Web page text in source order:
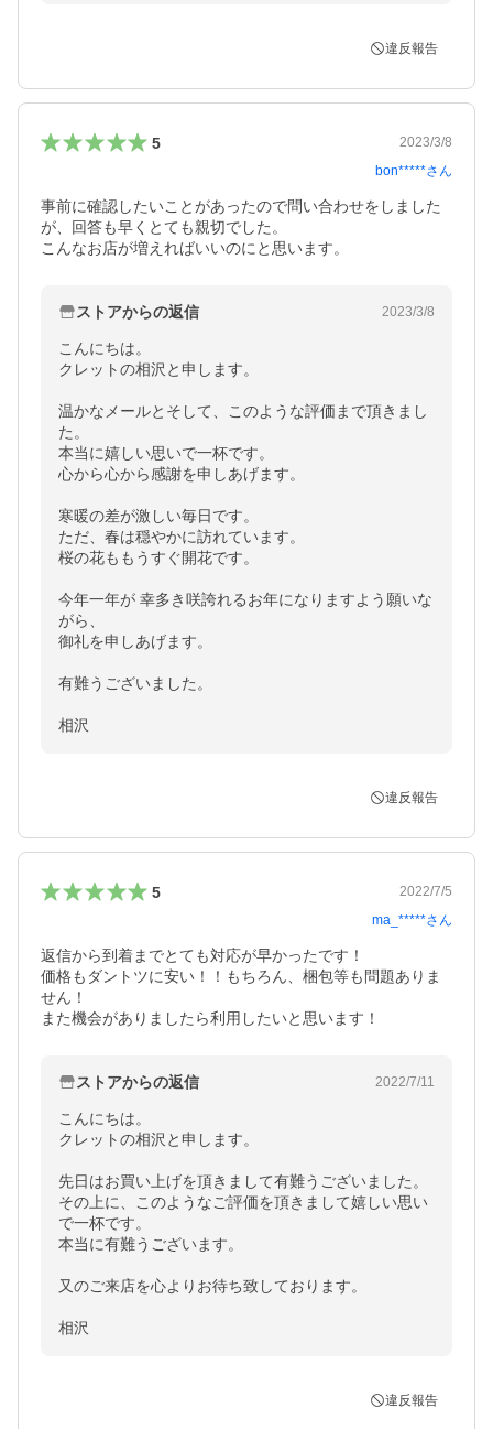
違反報告
5
2023/3/8
bon*****さん
事前に確認したいことがあったので問い合わせをしました
が、回答も早くとても親切でした。
こんなお店が増えればいいのにと思います。
ストアからの返信 2023/3/8
こんにちは。
クレットの相沢と申します。
温かなメールとそして、このような評価まで頂きまし
た。
本当に嬉しい思いで一杯です。
心から心から感謝を申しあげます。
寒暖の差が激しい毎日です。
ただ、春は穏やかに訪れています。
桜の花ももうすぐ開花です。
今年一年が 幸多き咲誇れるお年になりますよう願いな
がら、
御礼を申しあげます。
有難うございました。
相沢
違反報告
5
2022/7/5
ma_*****さん
返信から到着までとても対応が早かったです！
価格もダントツに安い！！もちろん、梱包等も問題ありま
せん！
また機会がありましたら利用したいと思います！
ストアからの返信 2022/7/11
こんにちは。
クレットの相沢と申します。
先日はお買い上げを頂きまして有難うございました。
その上に、このようなご評価を頂きまして嬉しい思い
で一杯です。
本当に有難うございます。
又のご来店を心よりお待ち致しております。
相沢
違反報告